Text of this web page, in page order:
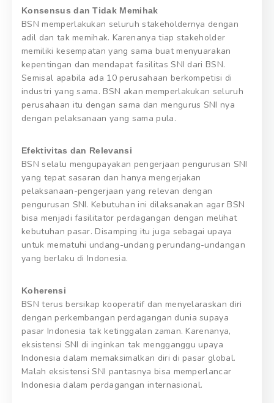
Konsensus dan Tidak Memihak
BSN memperlakukan seluruh stakeholdernya dengan
adil dan tak memihak. Karenanya tiap stakeholder
memiliki kesempatan yang sama buat menyuarakan
kepentingan dan mendapat fasilitas SNI dari BSN.
Semisal apabila ada 10 perusahaan berkompetisi di
industri yang sama. BSN akan memperlakukan seluruh
perusahaan itu dengan sama dan mengurus SNI nya
dengan pelaksanaan yang sama pula.
Efektivitas dan Relevansi
BSN selalu mengupayakan pengerjaan pengurusan SNI
yang tepat sasaran dan hanya mengerjakan
pelaksanaan-pengerjaan yang relevan dengan
pengurusan SNI. Kebutuhan ini dilaksanakan agar BSN
bisa menjadi fasilitator perdagangan dengan melihat
kebutuhan pasar. Disamping itu juga sebagai upaya
untuk mematuhi undang-undang perundang-undangan
yang berlaku di Indonesia.
Koherensi
BSN terus bersikap kooperatif dan menyelaraskan diri
dengan perkembangan perdagangan dunia supaya
pasar Indonesia tak ketinggalan zaman. Karenanya,
eksistensi SNI di inginkan tak mengganggu upaya
Indonesia dalam memaksimalkan diri di pasar global.
Malah eksistensi SNI pantasnya bisa memperlancar
Indonesia dalam perdagangan internasional.